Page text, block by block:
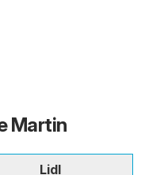
Martin
Lidl